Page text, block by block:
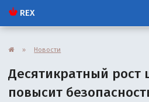
REX
» Новости
Десятикратный рост
повысит